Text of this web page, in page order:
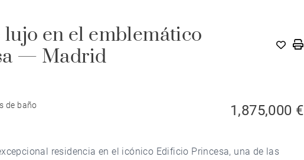
en el emblemático
— Madrid
de baño 1,875,000 €
residencia en el icónico Edificio Princesa, una de las